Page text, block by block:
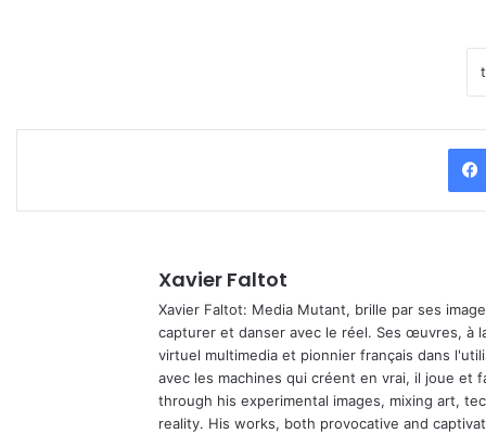
Xavier Faltot
Xavier Faltot: Media Mutant, brille par ses
capturer et danser avec le réel. Ses œuvres, à
virtuel multimedia et pionnier français dans
avec les machines qui créent en vrai, il joue et
through his experimental images, mixing art,
reality. His works, both provocative and